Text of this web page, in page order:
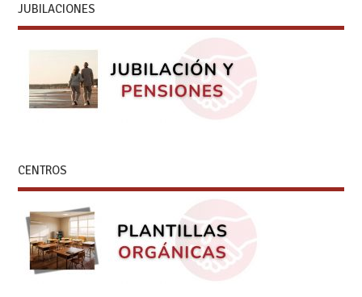
JUBILACIONES
CENTROS